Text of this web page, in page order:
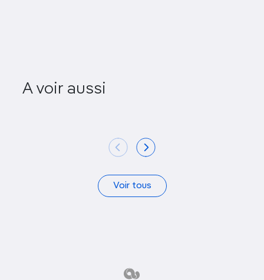
A voir aussi
Centre ancien
Voir tous